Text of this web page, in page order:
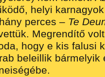
helyi
perces – Te
Megrendítő
hogy e kis falusi
beleillik bármelyik